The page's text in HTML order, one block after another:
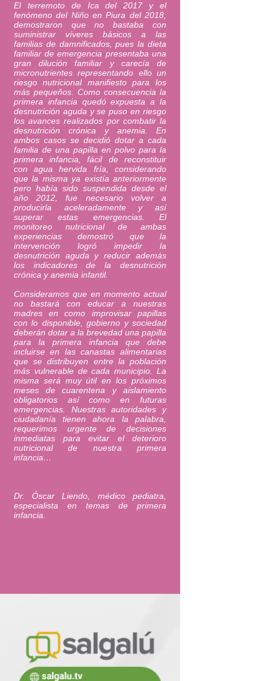
El terremoto de Ica del 2017 y el
fenómeno del Niño en Piura del 2018,
demostraron que no bastaba con
suministrar víveres básicos a las
familias de damnificados, pues la dieta
familiar de emergencia presentaba una
gran dilución familiar y carecía de
micronutrientes representando ello un
riesgo nutricional manifiesto para los
más pequeños. Como consecuencia la
primera infancia quedó expuesta a la
desnutrición aguda y se puso en riesgo
los avances realizados por combatir la
desnutrición crónica y anemia. En
ambos casos se decidió dotar a cada
familia de una papilla en polvo para la
primera infancia, fácil de reconstituir
con agua hervida fría, considerando
que la misma ya existía anteriormente
pero había sido suspendida desde el
año 2012, fue necesario volver a
producirla aceleradamente y así
superar estas emergencias. El
monitoreo nutricional de ambas
experiencias demostró que la
intervención logró impedir la
desnutrición aguda y reducir además
los indicadores de la desnutrición
crónica y anemia infantil.
Consideramos que en momento actual
no bastará con educar a nuestras
madres en como improvisar papillas
con lo disponible, gobierno y sociedad
deberán dotar a la brevedad una papilla
para la primera infancia que debe
incluirse en las canastas alimentarias
que se distribuyen entre la población
más vulnerable de cada municipio. La
misma será muy útil en los próximos
meses de cuarentena y aislamiento
obligatorios así como en futuras
emergencias. Nuestras autoridades y
ciudadanía tienen ahora la palabra,
requerimos urgente de decisiones
inmediatas para evitar el deterioro
nutricional de nuestra primera
infancia…
Dr. Óscar Liendo, médico pediatra,
especialista en temas de primera
infancia.